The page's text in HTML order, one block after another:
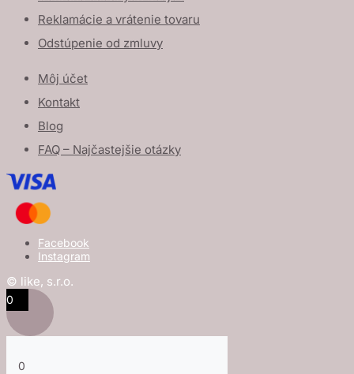
Reklamácie a vrátenie tovaru
Odstúpenie od zmluvy
Môj účet
Kontakt
Blog
FAQ – Najčastejšie otázky
Facebook
Instagram
© like, s.r.o.
0
0